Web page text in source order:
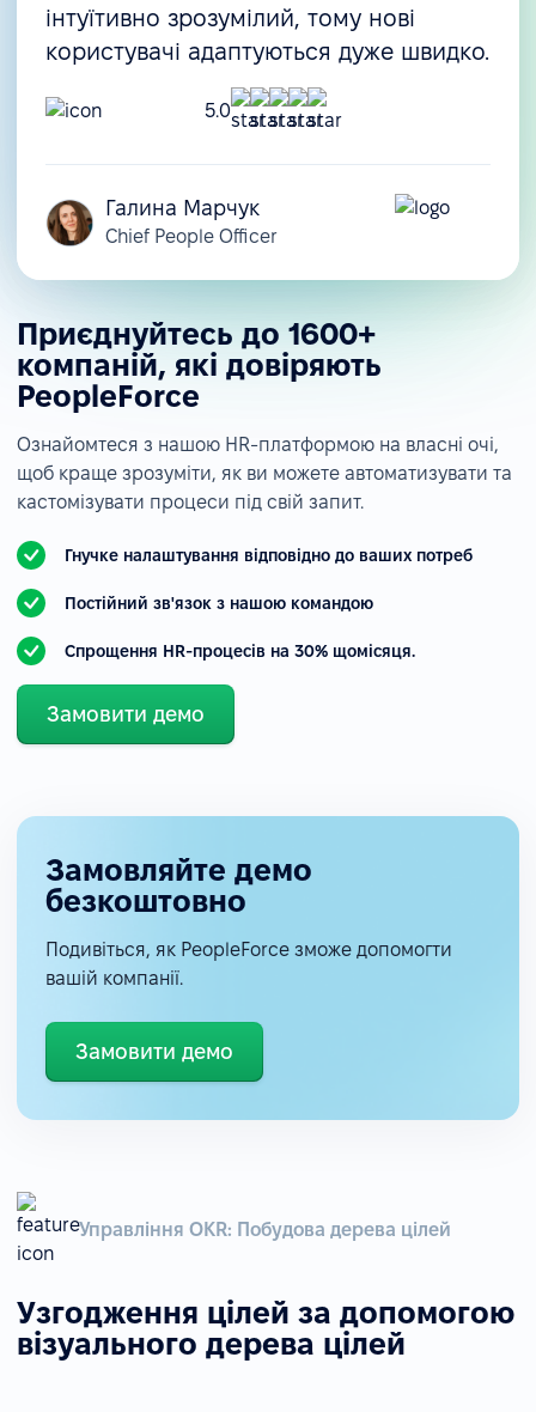
інтуїтивно зрозумілий, тому нові
користувачі адаптуються дуже швидко.
5.0
Галина Марчук
Chief People Officer
Приєднуйтесь до 1600+
компаній, які довіряють
PeopleForce
Ознайомтеся з нашою HR-платформою на власні очі,
щоб краще зрозуміти, як ви можете автоматизувати та
кастомізувати процеси під свій запит.
Гнучке налаштування відповідно до ваших потреб
Постійний зв'язок з нашою командою
Спрощення HR-процесів на 30% щомісяця.
Замовити демо
Замовляйте демо
безкоштовно
Подивіться, як PeopleForce зможе допомогти
вашій компанії.
Замовити демо
Управління OKR: Побудова дерева цілей
Узгодження цілей за допомогою
візуального дерева цілей